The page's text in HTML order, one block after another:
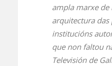
ampla marxe de
arquitectura das
institucións
que non faltou
Televisión de